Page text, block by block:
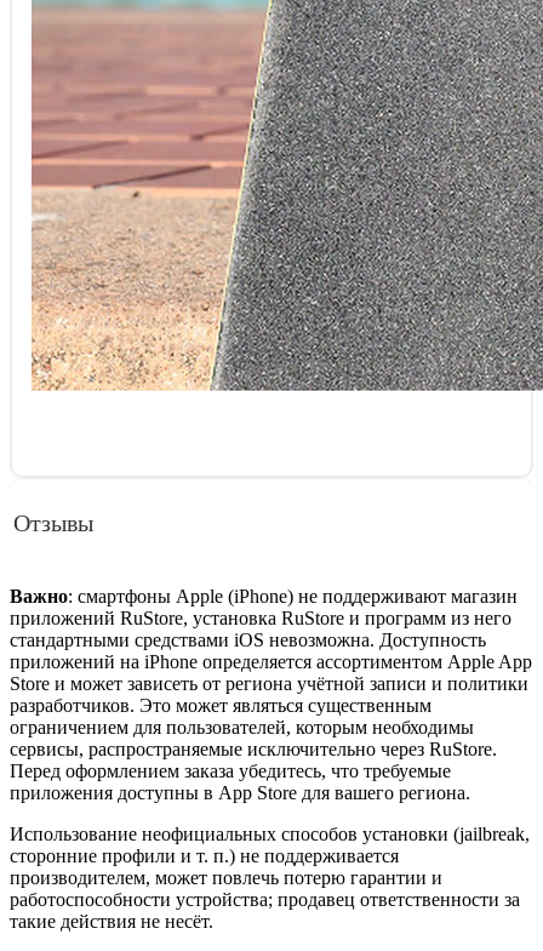
Отзывы
Важно: смартфоны Apple (iPhone) не поддерживают магазин
приложений RuStore, установка RuStore и программ из него
стандартными средствами iOS невозможна. Доступность
приложений на iPhone определяется ассортиментом Apple App
Store и может зависеть от региона учётной записи и политики
разработчиков. Это может являться существенным
ограничением для пользователей, которым необходимы
сервисы, распространяемые исключительно через RuStore.
Перед оформлением заказа убедитесь, что требуемые
приложения доступны в App Store для вашего региона.
Использование неофициальных способов установки (jailbreak,
сторонние профили и т. п.) не поддерживается
производителем, может повлечь потерю гарантии и
работоспособности устройства; продавец ответственности за
такие действия не несёт.